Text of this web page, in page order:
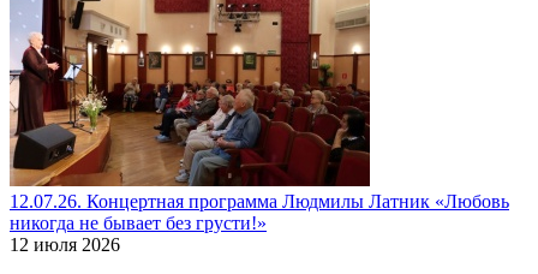
12.07.26. Концертная программа Людмилы Латник «Любовь
никогда не бывает без грусти!»
12 июля 2026